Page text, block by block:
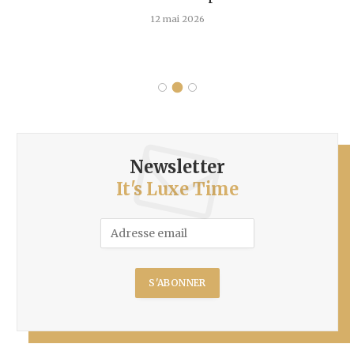
12 mai 2026
Newsletter
It's Luxe Time